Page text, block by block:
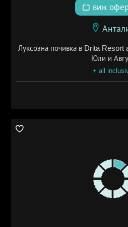
виж
Луксозна почивка в Drita
Юли и
+ all